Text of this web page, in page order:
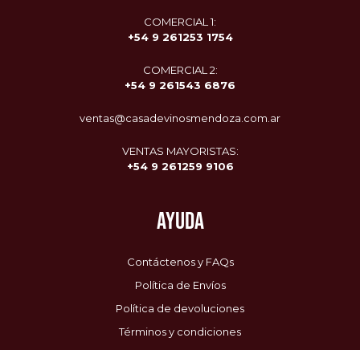
COMERCIAL 1:
+54 9 261253 1754
COMERCIAL 2:
+54 9 261543 6876
ventas@casadevinosmendoza.com.ar
VENTAS MAYORISTAS:
+54 9 261259 9106
AYUDA
Contáctenos y FAQs
Política de Envíos
Política de devoluciones
Términos y condiciones